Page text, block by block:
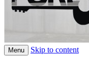
Menu Skip to content